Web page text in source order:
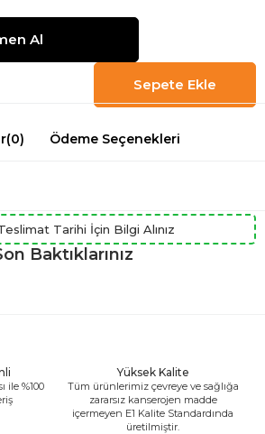
(0) Ödeme Seçenekleri
Tarihi İçin Bilgi Alınız
Baktıklarınız
ile %100
Yüksek Kalite
Tüm ürünlerimiz çevreye ve sağlığa
zararsız kanserojen madde
içermeyen E1 Kalite Standardında
üretilmiştir.